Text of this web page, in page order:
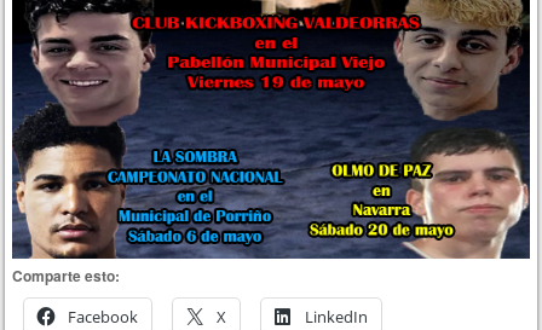
Comparte esto:
Facebook
X LinkedIn